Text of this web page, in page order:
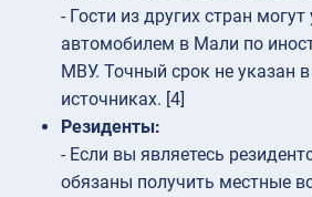
- Гости из других стран могут
автомобилем в Мали по
МВУ. Точный срок не указан
источниках. [4]
Резиденты:
- Если вы являетесь
обязаны получить местные